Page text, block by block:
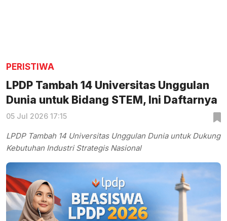
PERISTIWA
LPDP Tambah 14 Universitas Unggulan
Dunia untuk Bidang STEM, Ini Daftarnya
05 Jul 2026 17:15
LPDP Tambah 14 Universitas Unggulan Dunia untuk Dukung
Kebutuhan Industri Strategis Nasional